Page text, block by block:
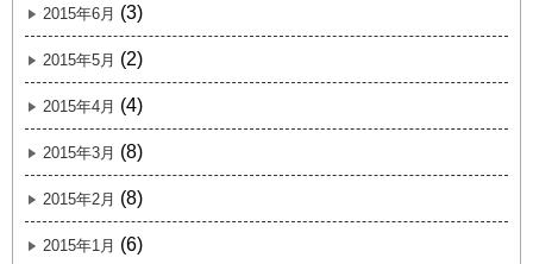
2015年6月 (3)
2015年5月 (2)
2015年4月 (4)
2015年3月 (8)
2015年2月 (8)
2015年1月 (6)